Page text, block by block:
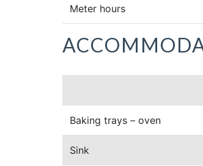
Meter hours
Baking trays – oven
Sink